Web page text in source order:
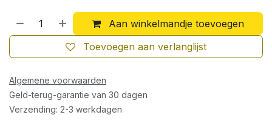
Aan winkelmandje toevoegen
Toevoegen aan verlanglijst
Algemene voorwaarden
Geld-terug-garantie van 30 dagen
Verzending: 2-3 werkdagen